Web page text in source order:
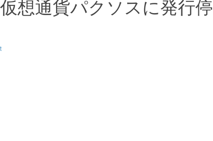
想通貨パクソスに発行停